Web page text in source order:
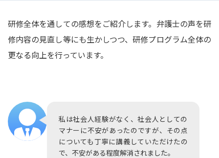
研修全体を通しての感想をご紹介します。弁護士の声を研
修内容の見直し等にも生かしつつ、研修プログラム全体の
更なる向上を行っています。
私は社会人経験がなく、社会人としての
マナーに不安があったのですが、その点
についても丁寧に講義していただけたの
で、不安がある程度解消されました。